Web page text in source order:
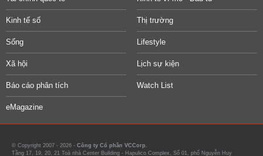
Kinh tế số Thị trường
Sống Lifestyle
Xã hội Lịch sự kiện
Báo cáo phân tích Watch List
eMagazine
© Copyright 2007 - 2026 - Công ty Cổ phần VCCorp.
Tầng 17, 19, 20, 21 Toà nhà Center Building - Hapulico Complex, Số 01, phố Nguyễn Huy